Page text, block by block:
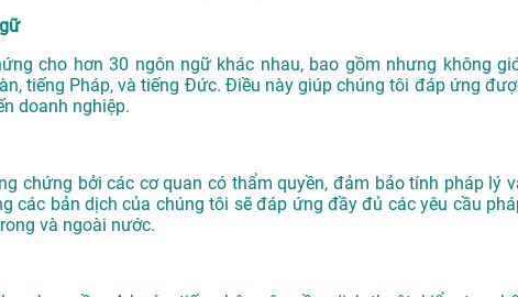
cho hơn 30 ngôn ngữ khác nhau, bao gồm nhưng không
tiếng Pháp, và tiếng Đức. Điều này giúp chúng tôi đáp ứng
doanh nghiệp.
chứng bởi các cơ quan có thẩm quyền, đảm bảo tính pháp lý
các bản dịch của chúng tôi sẽ đáp ứng đầy đủ các yêu cầu
và ngoài nước.